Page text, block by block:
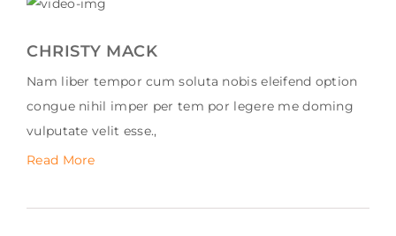
CHRISTY MACK
Nam liber tempor cum soluta nobis eleifend option
congue nihil imper per tem por legere me doming
vulputate velit esse.,
Read More